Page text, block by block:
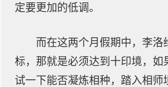
定要更加的低调。
而在这两个月假期中，李洛
标，那就是必须达到十印境，如
试一下能否凝炼相种，踏入相师